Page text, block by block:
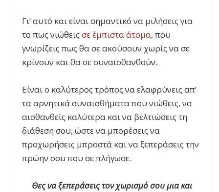
Γι’ αυτό και είναι σημαντικό να μιλήσεις για
το πως νιώθεις σε έμπιστα άτομα, που
γνωρίζεις πως θα σε ακούσουν χωρίς να σε
κρίνουν και θα σε συναισθανθούν.
Είναι ο καλύτερος τρόπος να ελαφρύνεις απ’
τα αρνητικά συναισθήματα που νιώθεις, να
αισθανθείς καλύτερα και να βελτιώσεις τη
διάθεση σου, ώστε να μπορέσεις να
προχωρήσεις μπροστά και να ξεπεράσεις την
πρώην σου που σε πλήγωσε.
Θες να ξεπεράσεις τον χωρισμό σου μια και